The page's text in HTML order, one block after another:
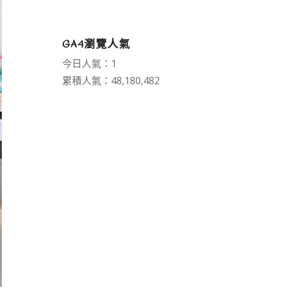
GA4瀏覽人氣
今日人氣：1
累積人氣：48,180,482